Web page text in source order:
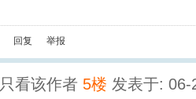
回复 举报
只看该作者 5楼 发表于: 06-